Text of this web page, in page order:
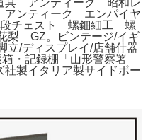
ンティーク エンパイヤ
チェスト 螺鈿細工 螺
GZ。ビンテージ/イギ
立/ディスプレイ/店舗什器
・記録棚「山形警察署
製イタリア製サイドボー